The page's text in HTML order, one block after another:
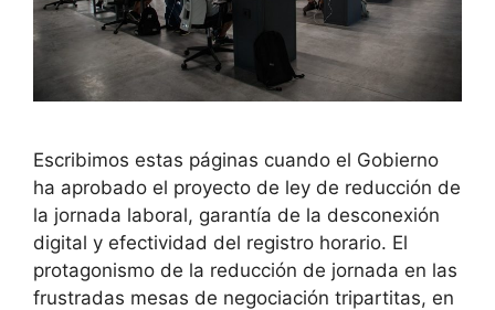
Escribimos estas páginas cuando el Gobierno
ha aprobado el proyecto de ley de reducción de
la jornada laboral, garantía de la desconexión
digital y efectividad del registro horario. El
protagonismo de la reducción de jornada en las
frustradas mesas de negociación tripartitas, en